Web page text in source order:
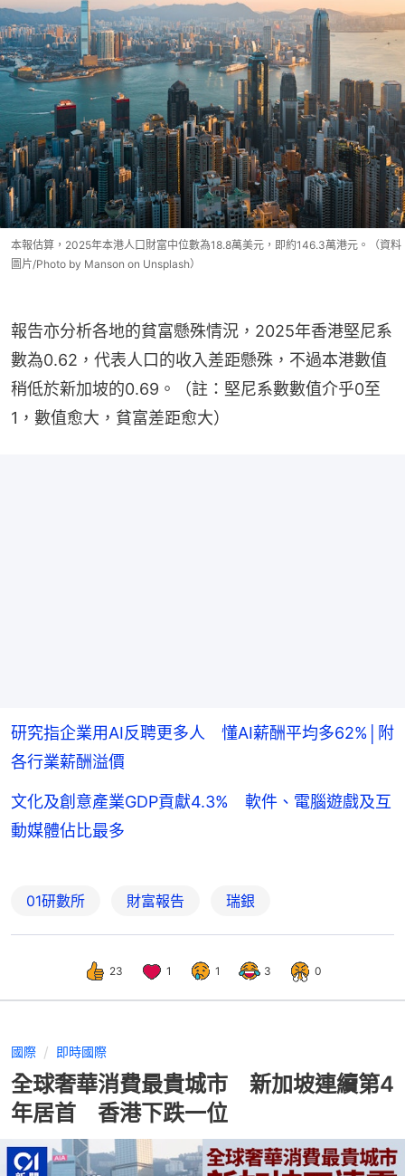
本報估算，2025年本港人口財富中位數為18.8萬美元，即約146.3萬港元。（資料
圖片/Photo by Manson on Unsplash）
報告亦分析各地的貧富懸殊情況，2025年香港堅尼系
數為0.62，代表人口的收入差距懸殊，不過本港數值
稍低於新加坡的0.69。（註：堅尼系數數值介乎0至
1，數值愈大，貧富差距愈大）
研究指企業用AI反聘更多人 懂AI薪酬平均多62%│附
各行業薪酬溢價
文化及創意產業GDP貢獻4.3% 軟件、電腦遊戲及互
動媒體佔比最多
01研數所 財富報告 瑞銀
23 1 1 3 0
國際 即時國際
全球奢華消費最貴城市 新加坡連續第4
年居首 香港下跌一位